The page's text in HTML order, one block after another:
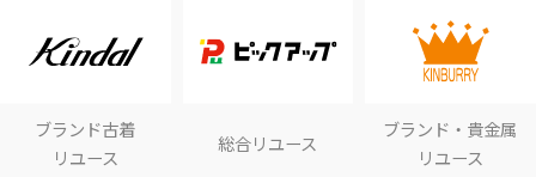
ブランド古着
リユース
総合リユース
ブランド・貴金属
リユース